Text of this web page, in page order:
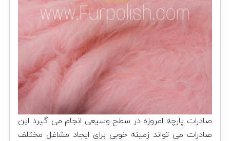
صادرات پارچه امروزه در سطح وسیعی انجام می گیرد این
صادرات می تواند زمینه خوبی برای ایجاد مشاغل مختلف